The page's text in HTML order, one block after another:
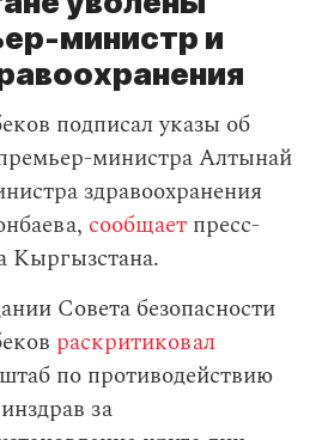
министр и
подписал указы об
министра Алтынай
здравоохранения
сообщает пресс-
Кыргызстана.
Совета безопасности
раскритиковал
по противодействию
за